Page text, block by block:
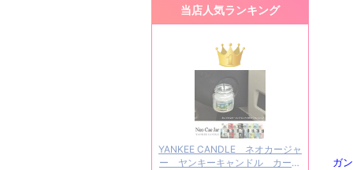
当店人気ランキング
ガ